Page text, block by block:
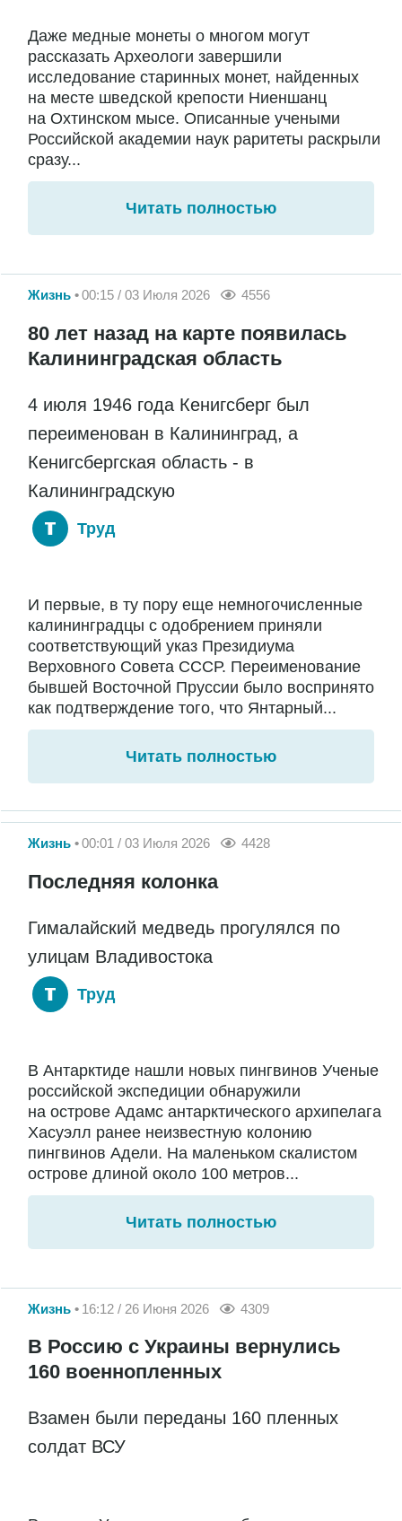
Даже медные монеты о многом могут
рассказать Археологи завершили
исследование старинных монет, найденных
на месте шведской крепости Ниеншанц
на Охтинском мысе. Описанные учеными
Российской академии наук раритеты раскрыли
сразу...
Читать полностью
Жизнь 00:15 / 03 Июля 2026 4556
80 лет назад на карте появилась
Калининградская область
4 июля 1946 года Кенигсберг был
переименован в Калининград, а
Кенигсбергская область - в
Калининградскую
Труд
И первые, в ту пору еще немногочисленные
калининградцы с одобрением приняли
соответствующий указ Президиума
Верховного Совета СССР. Переименование
бывшей Восточной Пруссии было воспринято
как подтверждение того, что Янтарный...
Читать полностью
Жизнь 00:01 / 03 Июля 2026 4428
Последняя колонка
Гималайский медведь прогулялся по
улицам Владивостока
Труд
В Антарктиде нашли новых пингвинов Ученые
российской экспедиции обнаружили
на острове Адамс антарктического архипелага
Хасуэлл ранее неизвестную колонию
пингвинов Адели. На маленьком скалистом
острове длиной около 100 метров...
Читать полностью
Жизнь 16:12 / 26 Июня 2026 4309
В Россию с Украины вернулись
160 военнопленных
Взамен были переданы 160 пленных
солдат ВСУ